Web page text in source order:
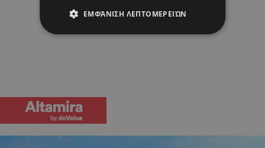
ΕΜΦΆΝΙΣΗ ΛΕΠΤΟΜΕΡΕΙΏΝ